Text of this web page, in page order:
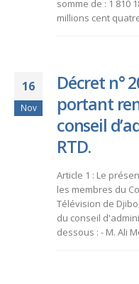
somme de : 1 810
millions cent
16
Nov
Décret n°
portant
conseil
RTD.
Article 1 : Le
les membres du
Télévision de
du conseil
dessous : - M. Ali